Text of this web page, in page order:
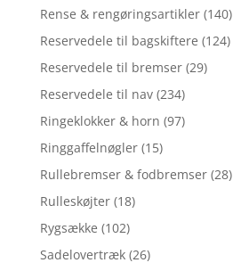
Rense & rengøringsartikler (140)
Reservedele til bagskiftere (124)
Reservedele til bremser (29)
Reservedele til nav (234)
Ringeklokker & horn (97)
Ringgaffelnøgler (15)
Rullebremser & fodbremser (28)
Rulleskøjter (18)
Rygsække (102)
Sadelovertræk (26)